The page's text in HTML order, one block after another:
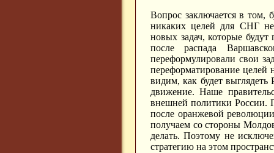
Вопрос заключается в
никаких целей для СНГ не
новых задач, которые
после распада
переформулировали свои
переформатирование целей
видим, как будет выглядеть
движение. Наше
внешней политики России.
после оранжевой
получаем со стороны
делать. Поэтому не
стратегию на этом